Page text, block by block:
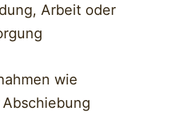
Arbeit oder
wie